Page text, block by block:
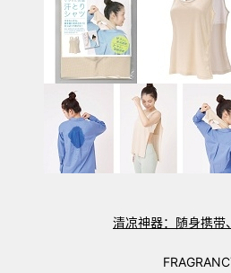
清凉神器：随身携带